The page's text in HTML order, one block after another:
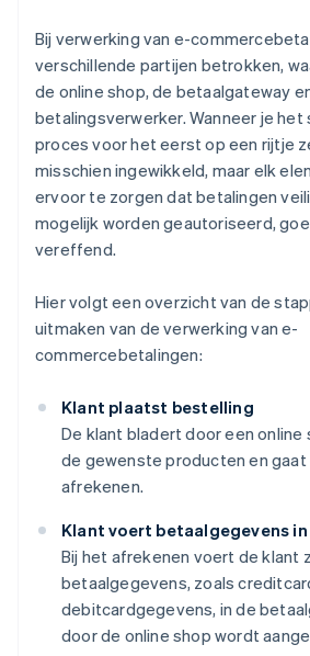
Bij verwerking van e-
verschillende partijen betrokken,
de online shop, de betaalgateway
betalingsverwerker. Wanneer je
proces voor het eerst op een rijtje
misschien ingewikkeld, maar elk
ervoor te zorgen dat betalingen
mogelijk worden geautoriseerd,
vereffend.
Hier volgt een overzicht van de
uitmaken van de verwerking van e-
commercebetalingen:
Klant plaatst bestelling
De klant bladert door een
de gewenste producten en gaat
afrekenen.
Klant voert betaalgegevens in
Bij het afrekenen voert de klant
betaalgegevens, zoals
debitcardgegevens, in de
door de online shop wordt